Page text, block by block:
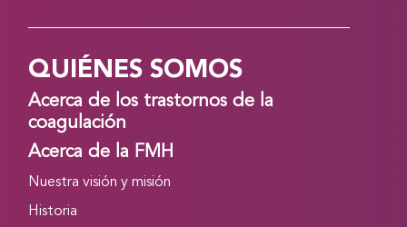
QUIÉNES SOMOS
Acerca de los trastornos de la
coagulación
Acerca de la FMH
Nuestra visión y misión
Historia